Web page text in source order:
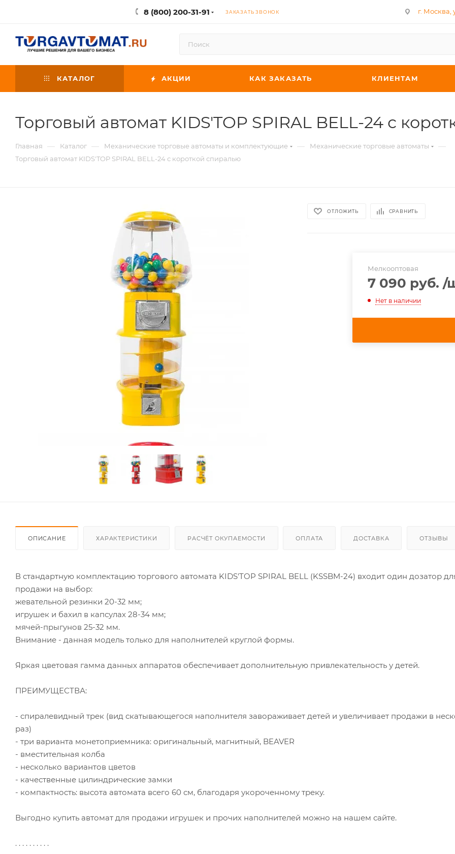
8 (800) 200-31-91 ЗАКАЗАТЬ ЗВОНОК г. Москва,
КАТАЛОГ АКЦИИ КАК ЗАКАЗАТЬ КЛИЕНТАМ
Торговый автомат KIDS'TOP SPIRAL BELL-24 с
Главная — Каталог — Механические торговые автоматы и комплектующие — Механические торговые автоматы —
Торговый автомат KIDS'TOP SPIRAL BELL-24 с короткой спиралью
ОТЛОЖИТЬ СРАВНИТЬ
Мелкооптовая
7 090 руб. /
Нет в наличии
ОПИСАНИЕ ХАРАКТЕРИСТИКИ РАСЧЁТ ОКУПАЕМОСТИ ОПЛАТА ДОСТАВКА ОТЗЫВЫ
В стандартную комплектацию торгового автомата KIDS'TOP SPIRAL BELL (KSSBM-24) входит один дозатор
продажи на выбор:
жевательной резинки 20-32 мм;
игрушек и бахил в капсулах 28-34 мм;
мячей-прыгунов 25-32 мм.
Внимание - данная модель только для наполнителей круглой формы.
Яркая цветовая гамма данных аппаратов обеспечивает дополнительную привлекательность у детей.
ПРЕИМУЩЕСТВА:
- спиралевидный трек (вид скатывающегося наполнителя завораживает детей и увеличивает продажи в
раз)
- три варианта монетоприемника: оригинальный, магнитный, BEAVER
- вместительная колба
- несколько вариантов цветов
- качественные цилиндрические замки
- компактность: высота автомата всего 60 см, благодаря укороченному треку.
Выгодно купить автомат для продажи игрушек и прочих наполнителей можно на нашем сайте.
. . . . . . . . . .